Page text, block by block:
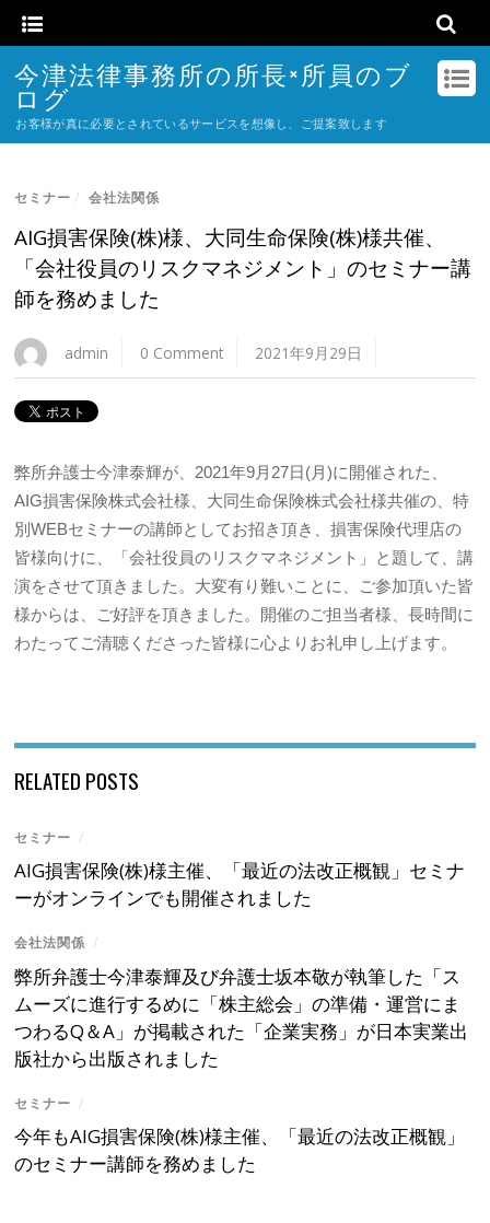
今津法律事務所の所長×所員のブ
ログ
お客様が真に必要とされているサービスを想像し、ご提案致します
セミナー / 会社法関係
AIG損害保険(株)様、大同生命保険(株)様共催、
「会社役員のリスクマネジメント」のセミナー講
師を務めました
admin 0 Comment 2021年9月29日
弊所弁護士今津泰輝が、2021年9月27日(月)に開催された、
AIG損害保険株式会社様、大同生命保険株式会社様共催の、特
別WEBセミナーの講師としてお招き頂き、損害保険代理店の
皆様向けに、「会社役員のリスクマネジメント」と題して、講
演をさせて頂きました。大変有り難いことに、ご参加頂いた皆
様からは、ご好評を頂きました。開催のご担当者様、長時間に
わたってご清聴くださった皆様に心よりお礼申し上げます。
RELATED POSTS
セミナー /
AIG損害保険(株)様主催、「最近の法改正概観」セミナ
ーがオンラインでも開催されました
会社法関係 /
弊所弁護士今津泰輝及び弁護士坂本敬が執筆した「ス
ムーズに進行するめに「株主総会」の準備・運営にま
つわるQ＆A」が掲載された「企業実務」が日本実業出
版社から出版されました
セミナー /
今年もAIG損害保険(株)様主催、「最近の法改正概観」
のセミナー講師を務めました